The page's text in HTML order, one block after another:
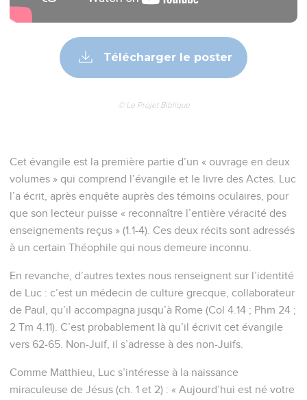
Télécharger le poster
© Le Projet Biblique
Cet évangile est la première partie d’un « ouvrage en deux
volumes » qui comprend l’évangile et le livre des Actes. Luc
l’a écrit, après enquête auprès des témoins oculaires, pour
que son lecteur puisse « reconnaître l’entière véracité des
enseignements reçus » (1.1-4). Ces deux récits sont adressés
à un certain Théophile qui nous demeure inconnu.
En revanche, d’autres textes nous renseignent sur l’identité
de Luc : c’est un médecin de culture grecque, collaborateur
de Paul, qu’il accompagna jusqu’à Rome (Col 4.14 ; Phm 24 ;
2 Tm 4.11). C’est probablement là qu’il écrivit cet évangile
vers 62-65. Non-Juif, il s’adresse à des non-Juifs.
Comme Matthieu, Luc s’intéresse à la naissance
miraculeuse de Jésus (ch. 1 et 2) : « Aujourd’hui est né votre